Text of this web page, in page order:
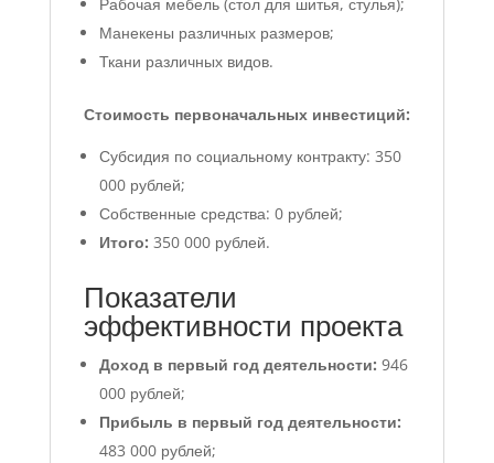
Рабочая мебель (стол для шитья, стулья);
Манекены различных размеров;
Ткани различных видов.
Стоимость первоначальных инвестиций:
Субсидия по социальному контракту: 350
000 рублей;
Собственные средства: 0 рублей;
Итого: 350 000 рублей.
Показатели
эффективности проекта
Доход в первый год деятельности: 946
000 рублей;
Прибыль в первый год деятельности:
483 000 рублей;